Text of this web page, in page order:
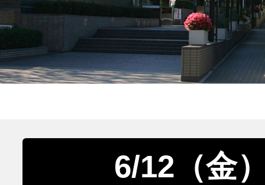
6/12（金